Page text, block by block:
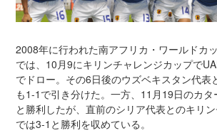
2008年に行われた南アフリカ・ワールドカ
では、10月9にキリンチャレンジカップで
でドロー。その6日後のウズベキスタン代表
も1-1で引き分けた。一方、11月19日のカ
と勝利したが、直前のシリア代表とのキリ
では3-1と勝利を収めている。